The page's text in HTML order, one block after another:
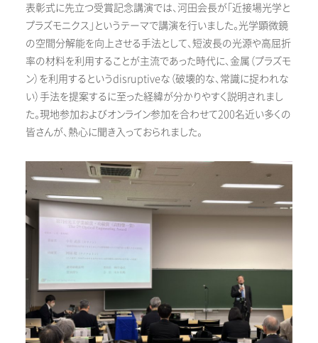
表彰式に先立つ受賞記念講演では、河田会長が「近接場光学と
プラズモニクス」というテーマで講演を行いました。光学顕微鏡
の空間分解能を向上させる手法として、短波長の光源や高屈折
率の材料を利用することが主流であった時代に、金属（プラズモ
ン）を利用するというdisruptiveな（破壊的な、常識に捉われな
い）手法を提案するに至った経緯が分かりやすく説明されまし
た。現地参加およびオンライン参加を合わせて200名近い多くの
皆さんが、熱心に聞き入っておられました。